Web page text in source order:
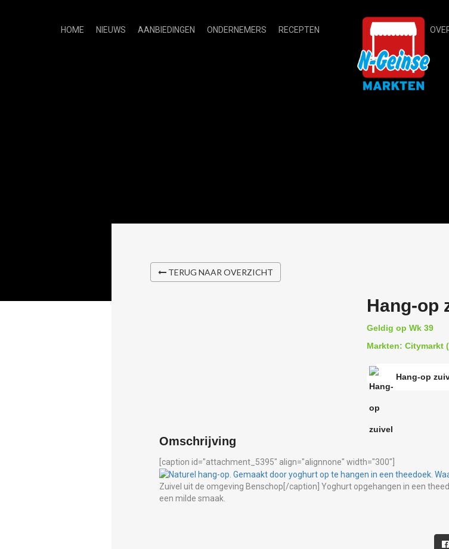
HOME NIEUWS AANBIEDINGEN ONDERNEMERS RECEPTEN
TERUG NAAR OVERZICHT
Hang-op
Geldig op Wk 39
Markten: Citymarkt
Hang-op
Omschrijving
[caption id="attachment_5395" align="alignnone" width="300"]
Zuivel uit de omgeving Benschop[/caption] Yoghurt opgehangen in een
een milde smaak.